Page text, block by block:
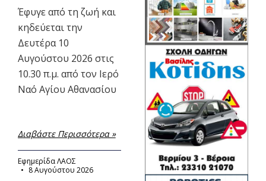
Έφυγε από τη ζωή και
κηδεύεται την
Δευτέρα 10
Αυγούστου 2026 στις
10.30 π.μ. από τον Ιερό
Ναό Αγίου Αθανασίου
Διαβάστε Περισσότερα »
Εφημερίδα ΛΑΟΣ
8 Αυγούστου 2026